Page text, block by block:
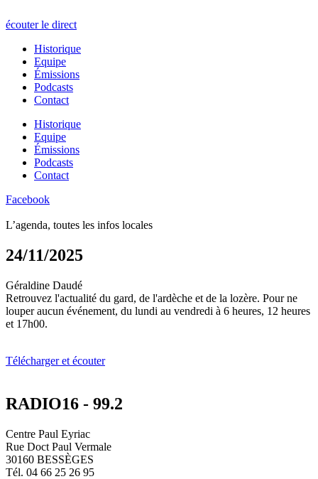
écouter le direct
Historique
Equipe
Émissions
Podcasts
Contact
Historique
Equipe
Émissions
Podcasts
Contact
Facebook
L’agenda, toutes les infos locales
24/11/2025
Géraldine Daudé
Retrouvez l'actualité du gard, de l'ardèche et de la lozère. Pour ne
louper aucun événement, du lundi au vendredi à 6 heures, 12 heures
et 17h00.
Télécharger et écouter
RADIO16 - 99.2
Centre Paul Eyriac
Rue Doct Paul Vermale
30160 BESSÈGES
Tél. 04 66 25 26 95